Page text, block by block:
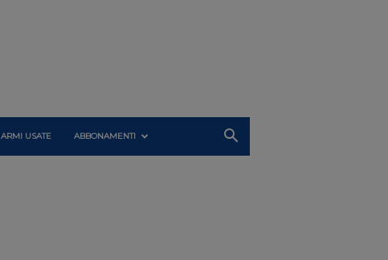
ARMI USATE ABBONAMENTI